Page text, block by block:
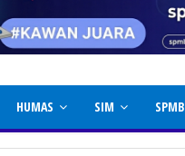
HUMAS SIM SPMB